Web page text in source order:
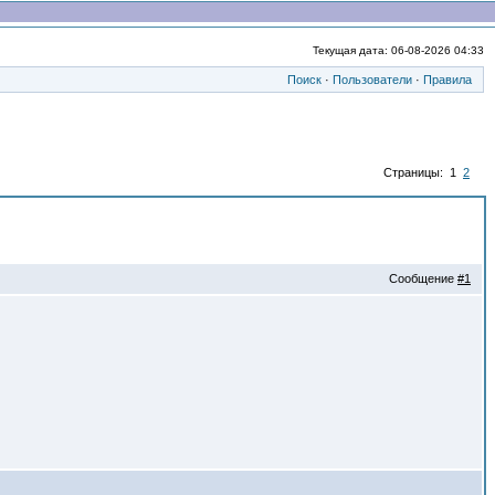
Текущая дата: 06-08-2026 04:33
Поиск · Пользователи · Правила
Страницы: 1 2
Сообщение #1